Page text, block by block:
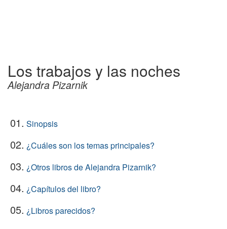
Los trabajos y las noches
Alejandra Pizarnik
01. Sinopsis
02. ¿Cuáles son los temas principales?
03. ¿Otros libros de Alejandra Pizarnik?
04. ¿Capítulos del libro?
05. ¿Libros parecidos?